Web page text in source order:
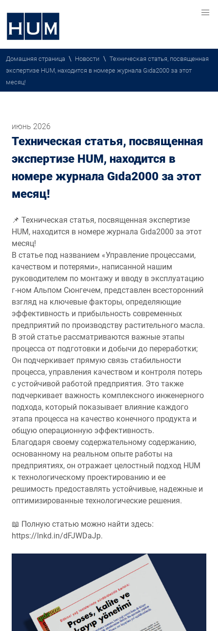
Домашняя страница \ Новости \ Техническая статья, посвященная
экспертизе HUM, находится в номере журнала Gıda2000 за этот
месяц!
июнь 2026
Техническая статья, посвященная
экспертизе HUM, находится в
номере журнала Gıda2000 за этот
месяц!
📌 Техническая статья, посвященная экспертизе
HUM, находится в номере журнала Gıda2000 за этот
месяц!
В статье под названием «Управление процессами,
качеством и потерями», написанной нашим
руководителем по монтажу и вводу в эксплуатацию
г-ном Альпом Сюнгечем, представлен всесторонний
взгляд на ключевые факторы, определяющие
эффективность и прибыльность современных
предприятий по производству растительного масла.
В этой статье рассматриваются важные этапы
процесса от подготовки и добычи до переработки;
Он подчеркивает прямую связь стабильности
процесса, управления качеством и контроля потерь
с устойчивой работой предприятия. Это также
подчеркивает важность комплексного инженерного
подхода, который показывает влияние каждого
этапа процесса на качество конечного продукта и
общую операционную эффективность.
Благодаря своему содержательному содержанию,
основанному на реальном опыте работы на
предприятиях, он отражает целостный подход HUM
к технологическому проектированию и ее
решимость предоставлять устойчивые, надежные и
оптимизированные технологические решения.
📖 Полную статью можно найти здесь:
https://lnkd.in/dFJWDaJp.